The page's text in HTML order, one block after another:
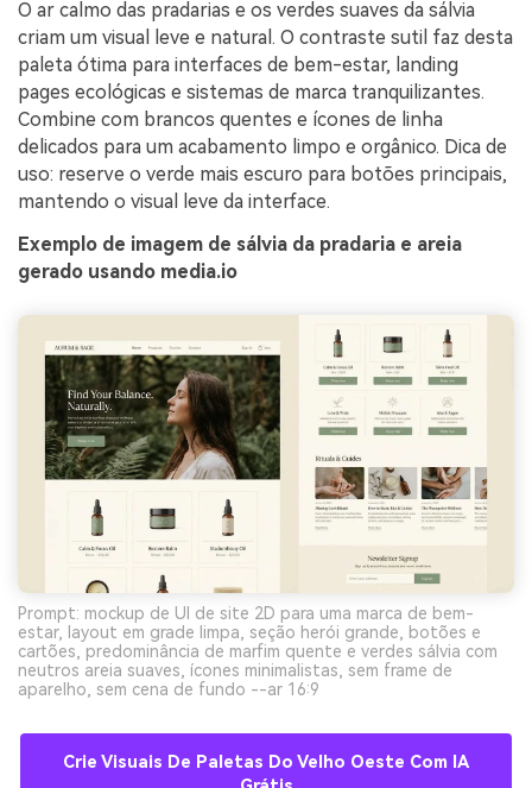
O ar calmo das pradarias e os verdes suaves da sálvia
criam um visual leve e natural. O contraste sutil faz desta
paleta ótima para interfaces de bem-estar, landing
pages ecológicas e sistemas de marca tranquilizantes.
Combine com brancos quentes e ícones de linha
delicados para um acabamento limpo e orgânico. Dica de
uso: reserve o verde mais escuro para botões principais,
mantendo o visual leve da interface.
Exemplo de imagem de sálvia da pradaria e areia
gerado usando media.io
Prompt: mockup de UI de site 2D para uma marca de bem-
estar, layout em grade limpa, seção herói grande, botões e
cartões, predominância de marfim quente e verdes sálvia com
neutros areia suaves, ícones minimalistas, sem frame de
aparelho, sem cena de fundo --ar 16:9
Crie Visuais De Paletas Do Velho Oeste Com IA